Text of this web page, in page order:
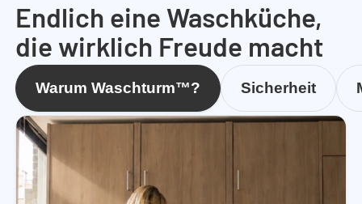
Endlich eine Waschküche,
die wirklich Freude macht
Warum Waschturm™? Sicherheit